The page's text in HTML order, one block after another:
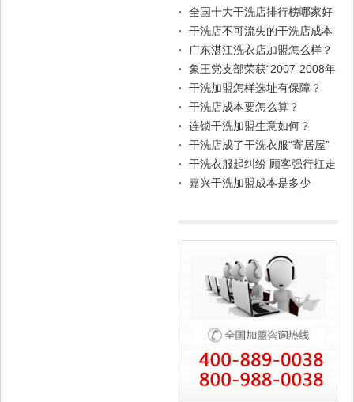
全国十大干洗店排行榜哪家好
干洗店不可流失的干洗店成本
广东湛江洗衣店加盟怎么样？
象王党支部荣获“2007-2008年
度先进基层党组织”称号
干洗加盟怎样选址有保障？
干洗店成本要怎么算？
连锁干洗加盟生意如何？
干洗店成了干洗衣服“寄居屋”
干洗衣服起纠纷 顾客强行扛走
衣物作“抵押”
嘉兴干洗加盟成本是多少